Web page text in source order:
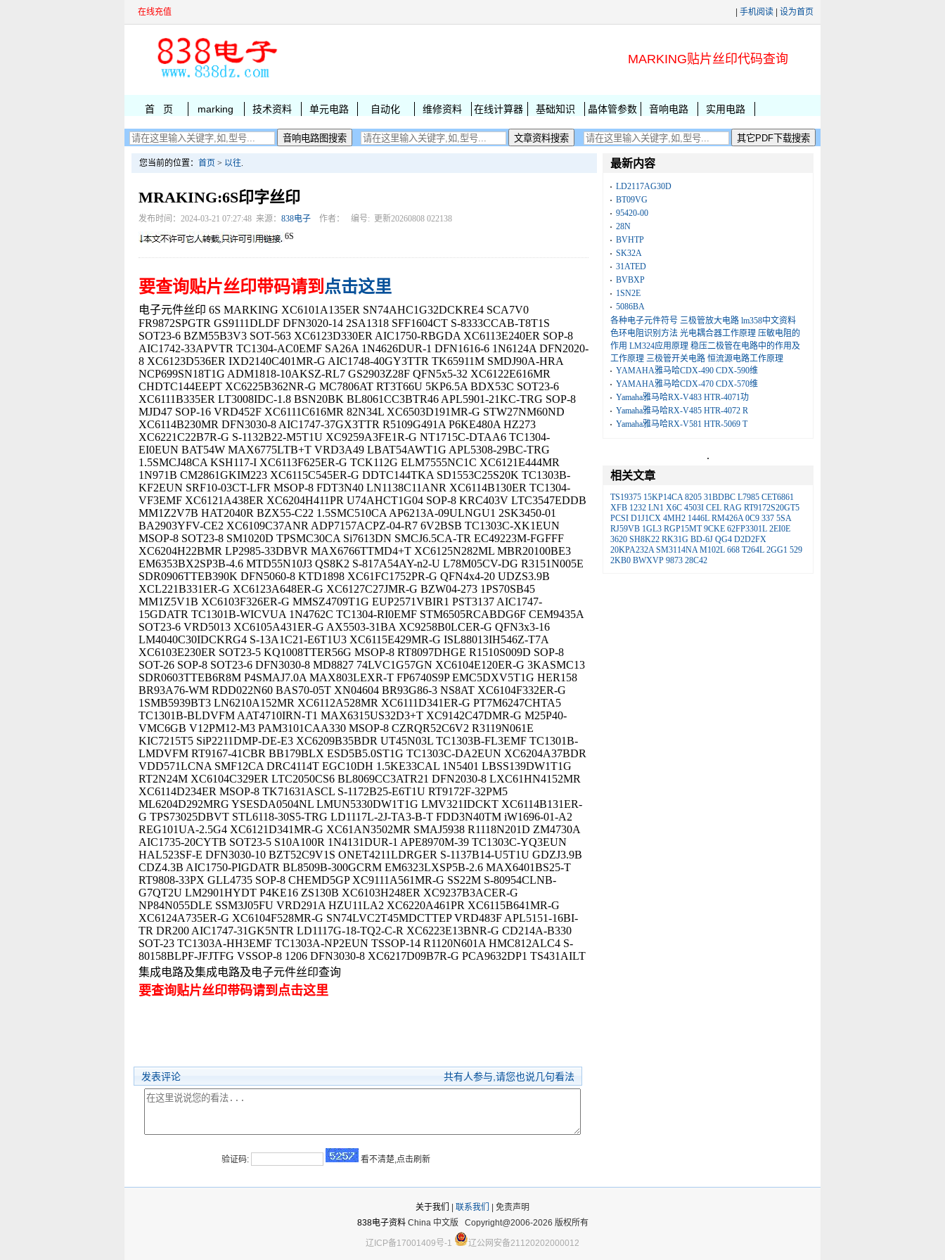
在线充值 手机阅读 设为首页
MARKING贴片丝印代码查询
首 页 marking 技术资料 单元电路 自动化 维修资料 在线计算器 基础知识 晶体管参数 音响电路 实用电路
您当前的位置： 首页 > 以往.
MRAKING:6S印字丝印
发布时间：2024-03-21 07:27:48 来源： 838电子 作者： 编号: 更新20260808 022138
6S
要查询贴片丝印带码请到 点击这里
电子元件丝印 6S MARKING XC6101A135ER SN74AHC1G32DCKRE4 SCA7V0
FR9872SPGTR GS9111DLDF DFN3020-14 2SA1318 SFF1604CT S-8333CCAB-T8T1S
SOT23-6 BZM55B3V3 SOT-563 XC6123D330ER AIC1750-RBGDA XC6113E240ER SOP-8
AIC1742-33APVTR TC1304-AC0EMF SA26A 1N4626DUR-1 DFN1616-6 1N6124A DFN2020-
8 XC6123D536ER IXD2140C401MR-G AIC1748-40GY3TTR TK65911M SMDJ90A-HRA
NCP699SN18T1G ADM1818-10AKSZ-RL7 GS2903Z28F QFN5x5-32 XC6122E616MR
CHDTC144EEPT XC6225B362NR-G MC7806AT RT3T66U 5KP6.5A BDX53C SOT23-6
XC6111B335ER LT3008IDC-1.8 BSN20BK BL8061CC3BTR46 APL5901-21KC-TRG SOP-8
MJD47 SOP-16 VRD452F XC6111C616MR 82N34L XC6503D191MR-G STW27NM60ND
XC6114B230MR DFN3030-8 AIC1747-37GX3TTR R5109G491A P6KE480A HZ273
XC6221C22B7R-G S-1132B22-M5T1U XC9259A3FE1R-G NT1715C-DTAA6 TC1304-
EI0EUN BAT54W MAX6775LTB+T VRD3A49 LBAT54AWT1G APL5308-29BC-TRG
1.5SMCJ48CA KSH117-I XC6113F625ER-G TCK112G ELM7555NC1C XC6121E444MR
1N971B CM2861GKIM223 XC6115C545ER-G DDTC144TKA SD1553C25S20K TC1303B-
KF2EUN SRF10-03CT-LFR MSOP-8 FDT3N40 LN1138C11ANR XC6114B130ER TC1304-
VF3EMF XC6121A438ER XC6204H411PR U74AHCT1G04 SOP-8 KRC403V LTC3547EDDB
MM1Z2V7B HAT2040R BZX55-C22 1.5SMC510CA AP6213A-09ULNGU1 2SK3450-01
BA2903YFV-CE2 XC6109C37ANR ADP7157ACPZ-04-R7 6V2BSB TC1303C-XK1EUN
MSOP-8 SOT23-8 SM1020D TPSMC30CA Si7613DN SMCJ6.5CA-TR EC49223M-FGFFF
XC6204H22BMR LP2985-33DBVR MAX6766TTMD4+T XC6125N282ML MBR20100BE3
EM6353BX2SP3B-4.6 MTD55N10J3 QS8K2 S-817A54AY-n2-U L78M05CV-DG R3151N005E
SDR0906TTEB390K DFN5060-8 KTD1898 XC61FC1752PR-G QFN4x4-20 UDZS3.9B
XCL221B331ER-G XC6123A648ER-G XC6127C27JMR-G BZW04-273 1PS70SB45
MM1Z5V1B XC6103F326ER-G MMSZ4709T1G EUP2571VBIR1 PST3137 AIC1747-
15GDATR TC1301B-WICVUA 1N4762C TC1304-RI0EMF STM6505RCABDG6F CEM9435A
SOT23-6 VRD5013 XC6105A431ER-G AX5503-31BA XC9258B0LCER-G QFN3x3-16
LM4040C30IDCKRG4 S-13A1C21-E6T1U3 XC6115E429MR-G ISL88013IH546Z-T7A
XC6103E230ER SOT23-5 KQ1008TTER56G MSOP-8 RT8097DHGE R1510S009D SOP-8
SOT-26 SOP-8 SOT23-6 DFN3030-8 MD8827 74LVC1G57GN XC6104E120ER-G 3KASMC13
SDR0603TTEB6R8M P4SMAJ7.0A MAX803LEXR-T FP6740S9P EMC5DXV5T1G HER158
BR93A76-WM RDD022N60 BAS70-05T XN04604 BR93G86-3 NS8AT XC6104F332ER-G
1SMB5939BT3 LN6210A152MR XC6112A528MR XC6111D341ER-G PT7M6247CHTA5
TC1301B-BLDVFM AAT4710IRN-T1 MAX6315US32D3+T XC9142C47DMR-G M25P40-
VMC6GB V12PM12-M3 PAM3101CAA330 MSOP-8 CZRQR52C6V2 R3119N061E
KIC7215T5 SiP2211DMP-DE-E3 XC6209B35BDR UT45N03L TC1303B-FL3EMF TC1301B-
LMDVFM RT9167-41CBR BB179BLX ESD5B5.0ST1G TC1303C-DA2EUN XC6204A37BDR
VDD571LCNA SMF12CA DRC4114T EGC10DH 1.5KE33CAL 1N5401 LBSS139DW1T1G
RT2N24M XC6104C329ER LTC2050CS6 BL8069CC3ATR21 DFN2030-8 LXC61HN4152MR
XC6114D234ER MSOP-8 TK71631ASCL S-1172B25-E6T1U RT9172F-32PM5
ML6204D292MRG YSESDA0504NL LMUN5330DW1T1G LMV321IDCKT XC6114B131ER-
G TPS73025DBVT STL6118-30S5-TRG LD1117L-2J-TA3-B-T FDD3N40TM iW1696-01-A2
REG101UA-2.5G4 XC6121D341MR-G XC61AN3502MR SMAJ5938 R1118N201D ZM4730A
AIC1735-20CYTB SOT23-5 S10A100R 1N4131DUR-1 APE8970M-39 TC1303C-YQ3EUN
HAL523SF-E DFN3030-10 BZT52C9V1S ONET4211LDRGER S-1137B14-U5T1U GDZJ3.9B
CDZ4.3B AIC1750-PIGDATR BL8509B-300GCRM EM6323LXSP5B-2.6 MAX6401BS25-T
RT9808-33PX GLL4735 SOP-8 CHEMD5GP XC9111A561MR-G SS22M S-80954CLNB-
G7QT2U LM2901HYDT P4KE16 ZS130B XC6103H248ER XC9237B3ACER-G
NP84N055DLE SSM3J05FU VRD291A HZU11LA2 XC6220A461PR XC6115B641MR-G
XC6124A735ER-G XC6104F528MR-G SN74LVC2T45MDCTTEP VRD483F APL5151-16BI-
TR DR200 AIC1747-31GK5NTR LD1117G-18-TQ2-C-R XC6223E13BNR-G CD214A-B330
SOT-23 TC1303A-HH3EMF TC1303A-NP2EUN TSSOP-14 R1120N601A HMC812ALC4 S-
80158BLPF-JFJTFG VSSOP-8 1206 DFN3030-8 XC6217D09B7R-G PCA9632DP1 TS431AILT
集成电路及集成电路及电子元件丝印查询
要查询贴片丝印带码请到点击这里
发表评论 共有人参与,请您也说几句看法
验证码: 看不清楚,点击刷新
最新内容
LD2117AG30D
BT09VG
95420-00
28N
BVHTP
SK32A
31ATED
BVBXP
1SN2E
5086BA
各种电子元件符号 三极管放大电路 lm358中文资料
色环电阻识别方法 光电耦合器工作原理 压敏电阻的
作用 LM324应用原理 稳压二极管在电路中的作用及
工作原理 三极管开关电路 恒流源电路工作原理
YAMAHA雅马哈CDX-490 CDX-590维
YAMAHA雅马哈CDX-470 CDX-570维
Yamaha雅马哈RX-V483 HTR-4071功
Yamaha雅马哈RX-V485 HTR-4072 R
Yamaha雅马哈RX-V581 HTR-5069 T
.
相关文章
TS19375 15KP14CA 8205 31BDBC L7985 CET6861
XFB 1232 LN1 X6C 4503I CEL RAG RT9172S20GT5
PCSI D1J1CX 4MH2 1446L RM426A 0C9 337 5SA
RJ59VB 1GL3 RGP15MT 9CKE 62FP3301L 2EI0E
3620 SH8K22 RK31G BD-6J QG4 D2D2FX
20KPA232A SM3114NA M102L 668 T264L 2GG1 529
2KB0 BWXVP 9873 28C42
关于我们 联系我们
| 免责声明
838电子资料China 中文版 Copyright@2006-2026 版权所有
辽ICP备17001409号-1 辽公网安备21120202000012